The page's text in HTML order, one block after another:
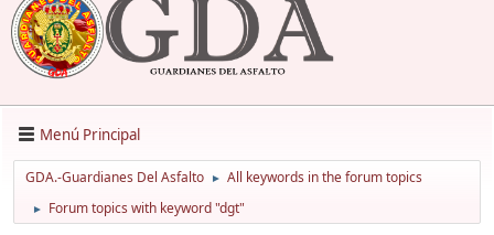
Menú Principal
GDA.-Guardianes Del Asfalto ► All keywords in the forum topics
► Forum topics with keyword "dgt"